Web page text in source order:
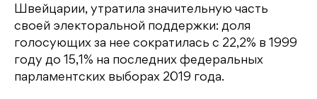
Швейцарии, утратила значительную часть
своей электоральной поддержки: доля
голосующих за нее сократилась с 22,2% в 1999
году до 15,1% на последних федеральных
парламентских выборах 2019 года.